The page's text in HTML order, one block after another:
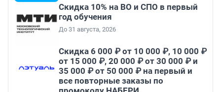
Скидка 10% на ВО и СПО в первый
год обучения
До 31 августа, 2026
Скидка 6 000 ₽ от 10 000 ₽, 10 000 ₽
от 15 000 ₽, 20 000 ₽ от 30 000 ₽ и
35 000 ₽ от 50 000 ₽ на первый и
все повторные заказы по